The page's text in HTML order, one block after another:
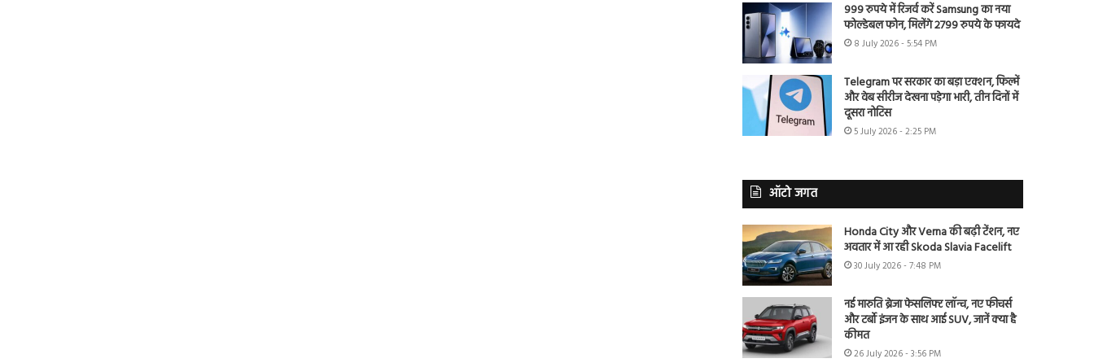
999 रुपये में रिजर्व करें Samsung का नया
फोल्डेबल फोन, मिलेंगे 2799 रुपये के फायदे
8 July 2026 - 5:54 PM
Telegram पर सरकार का बड़ा एक्शन, फिल्में
और वेब सीरीज देखना पड़ेगा भारी, तीन दिनों में
दूसरा नोटिस
5 July 2026 - 2:25 PM
ऑटो जगत
Honda City और Verna की बढ़ी टेंशन, नए
अवतार में आ रही Skoda Slavia Facelift
30 July 2026 - 7:48 PM
नई मारुति ब्रेजा फेसलिफ्ट लॉन्च, नए फीचर्स
और टर्बो इंजन के साथ आई SUV, जानें क्या है
कीमत
26 July 2026 - 3:56 PM